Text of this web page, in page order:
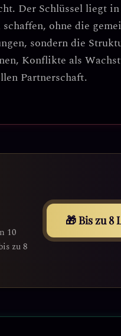
Der Schlüssel liegt
, ohne die
sondern die
Konflikte als
Partnerschaft.
10
zu 8
🎁 Bis zu 8